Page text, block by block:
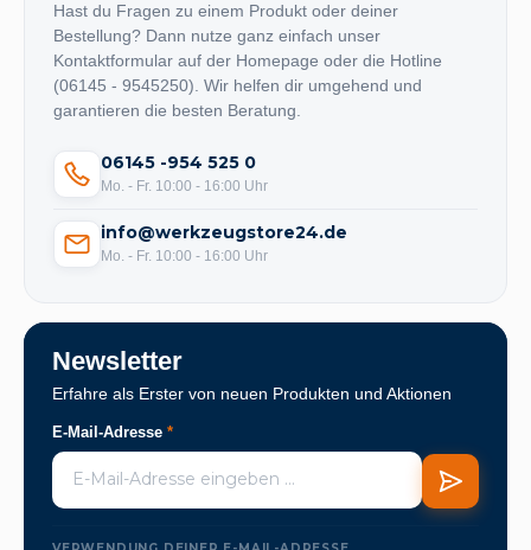
Hast du Fragen zu einem Produkt oder deiner
Bestellung? Dann nutze ganz einfach unser
Kontaktformular auf der Homepage oder die Hotline
(06145 - 9545250). Wir helfen dir umgehend und
garantieren die besten Beratung.
06145 -954 525 0
Mo. - Fr. 10:00 - 16:00 Uhr
info@werkzeugstore24.de
Mo. - Fr. 10:00 - 16:00 Uhr
Newsletter
Erfahre als Erster von neuen Produkten und Aktionen
E-Mail-Adresse *